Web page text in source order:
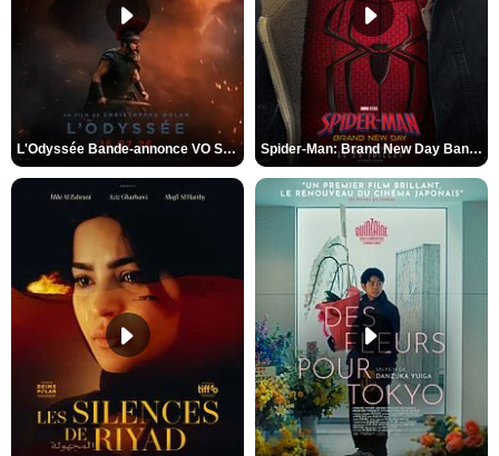
L'Odyssée Bande-annonce VO STFR Spider-Man: Brand New Day Bande-annonce VO STFR